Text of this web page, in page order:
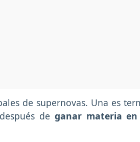
de supernovas. Una es
de ganar materia